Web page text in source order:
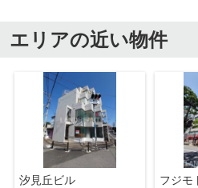
エリアの近い物件
汐見丘ビル